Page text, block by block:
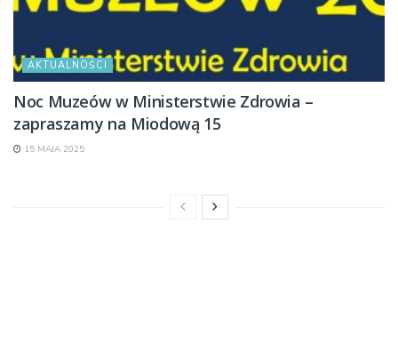
AKTUALNOŚCI
Noc Muzeów w Ministerstwie Zdrowia –
zapraszamy na Miodową 15
15 MAJA 2025